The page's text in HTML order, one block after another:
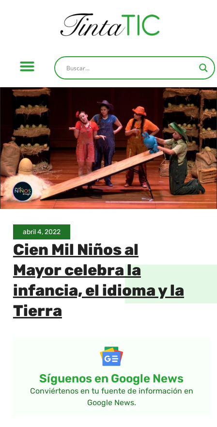
abril 4, 2022
Cien Mil Niños al
Mayor celebra la
infancia, el idioma y la
Tierra
Síguenos en Google News
Conviértenos en tu fuente de información en
Google News.